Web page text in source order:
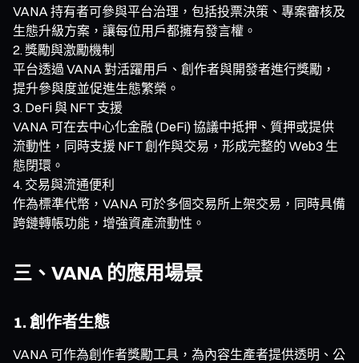
VANA 持有者可參與平台治理，包括投票決策、專案審核及
生態升級方案，讓每位用戶都擁有發言權。
獎勵與激勵機制
平台透過 VANA 對活躍用戶、創作者與開發者進行獎勵，
提升參與度並促進生態繁榮。
DeFi 與 NFT 支援
VANA 可在去中心化金融 (DeFi) 協議中抵押、質押或提供
流動性，同時支援 NFT 創作與交易，形成完整的 Web3 生
態閉環。
交易與流通便利
作為標準代幣，VANA 可於多個交易所上架交易，同時具備
跨鏈轉帳功能，增強資產流動性。
三、VANA 的應用場景
1. 創作者生態
VANA 可作為創作者獎勵工具，為內容生產者提供透明、公